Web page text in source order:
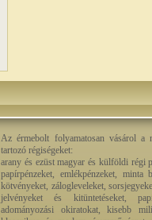
Az érmebolt folyamatosan vásárol a
tartozó régiségeket:
arany és ezüst magyar és külföldi régi
papírpénzeket, emlékpénzeket, minta
kötvényeket, zálogleveleket,
jelvényeket és kitüntetéseket,
adományozási okiratokat, kisebb